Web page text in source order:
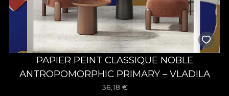
PAPIER PEINT CLASSIQUE NOBLE
ANTROPOMORPHIC PRIMARY – VLADILA
36,18 €